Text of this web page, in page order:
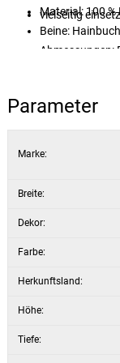
vielseitig
Material: 100
Beine:
Abmessungen:
Parameter
Marke:
Breite:
Dekor:
Farbe:
Herkunftsland:
Höhe:
Tiefe: